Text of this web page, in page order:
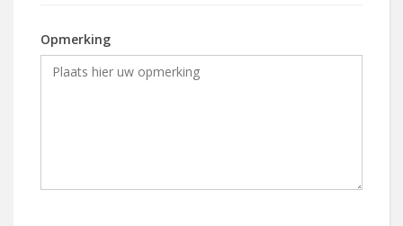
Opmerking